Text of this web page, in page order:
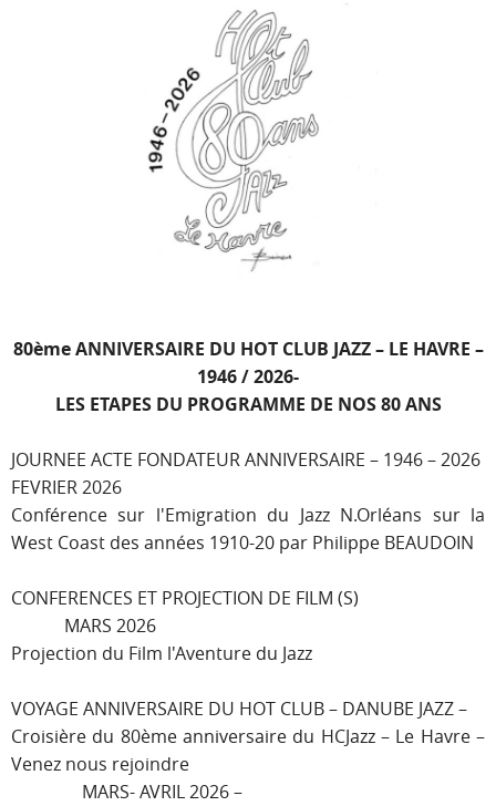
80ème ANNIVERSAIRE DU HOT CLUB JAZZ – LE HAVRE –
1946 / 2026-
LES ETAPES DU PROGRAMME DE NOS 80 ANS
JOURNEE ACTE FONDATEUR ANNIVERSAIRE – 1946 – 2026
FEVRIER 2026
Conférence sur l'Emigration du Jazz N.Orléans sur la
West Coast des années 1910-20 par Philippe BEAUDOIN
CONFERENCES ET PROJECTION DE FILM (S)
MARS 2026
Projection du Film l'Aventure du Jazz
VOYAGE ANNIVERSAIRE DU HOT CLUB – DANUBE JAZZ –
Croisière du 80ème anniversaire du HCJazz – Le Havre –
Venez nous rejoindre
MARS- AVRIL 2026 –